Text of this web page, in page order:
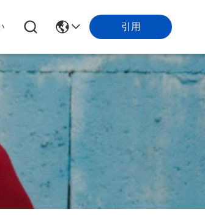
引用